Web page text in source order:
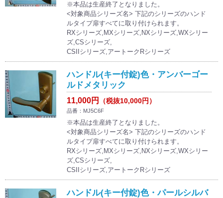
※本品は生産終了となりました。
<対象商品シリーズ名> 下記のシリーズのハンド
ルタイプ扉すべてに取り付けられます。
RXシリーズ,MXシリーズ,NXシリーズ,WXシリー
ズ,CSシリーズ,
CSIIシリーズ,アートークRシリーズ
ハンドル(キー付錠)色・アンバーゴー
ルドメタリック
11,000円 （税抜10,000円）
品番：MJ5C6F
※本品は生産終了となりました。
<対象商品シリーズ名> 下記のシリーズのハンド
ルタイプ扉すべてに取り付けられます。
RXシリーズ,MXシリーズ,NXシリーズ,WXシリー
ズ,CSシリーズ,
CSIIシリーズ,アートークRシリーズ
ハンドル(キー付錠)色・パールシルバ